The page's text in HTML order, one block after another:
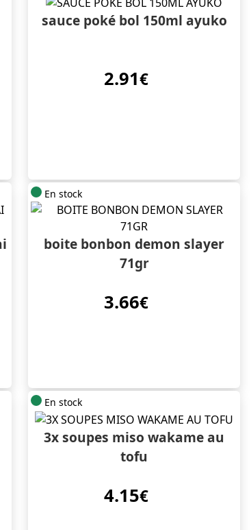
sauce poké bol 150ml ayuko
2.91€
En stock
boite bonbon demon slayer
71gr
3.66€
En stock
3x soupes miso wakame au
tofu
4.15€